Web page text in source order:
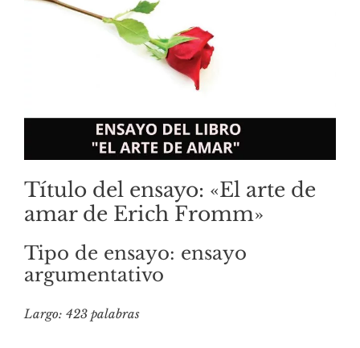
Título del ensayo: «El arte de
amar de Erich Fromm»
Tipo de ensayo: ensayo
argumentativo
Largo: 423 palabras